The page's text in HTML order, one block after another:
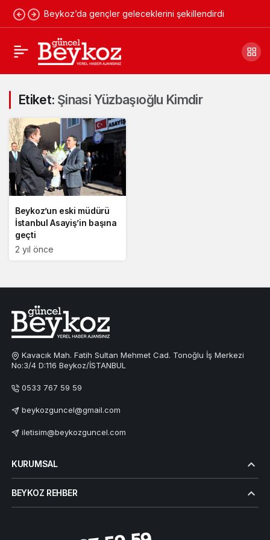
Beykoz’da gençler geleceklerini şekillendirdi
Etiket: Şinasi Yüzbaşıoğlu Kimdir
Beykoz’un eski müdürü
İstanbul Asayiş’in başına
geçti
2 yıl önce
Kavacık Mah. Fatih Sultan Mehmet Cad. Tonoğlu İş Merkezi
No:3/4 D:116 Beykoz/İSTANBUL
0533 767 59 59
beykozguncel@gmail.com
iletisim@beykozguncel.com
KURUMSAL
BEYKOZ REHBER